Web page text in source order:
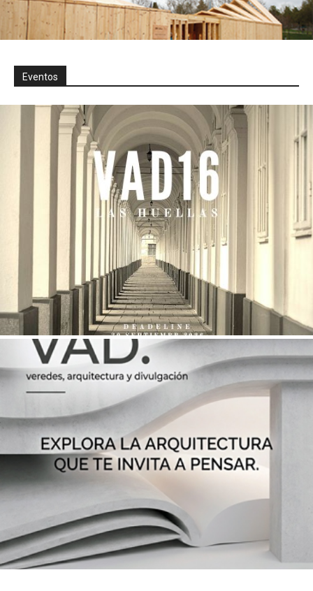
Eventos